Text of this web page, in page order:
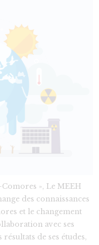
», Le MEEH
des connaissances
et le changement
avec ses
de ses études,